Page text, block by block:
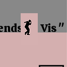
Vis "